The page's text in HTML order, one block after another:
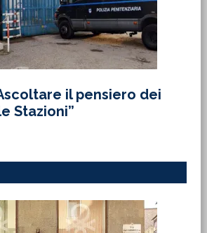
il pensiero dei
Stazioni”